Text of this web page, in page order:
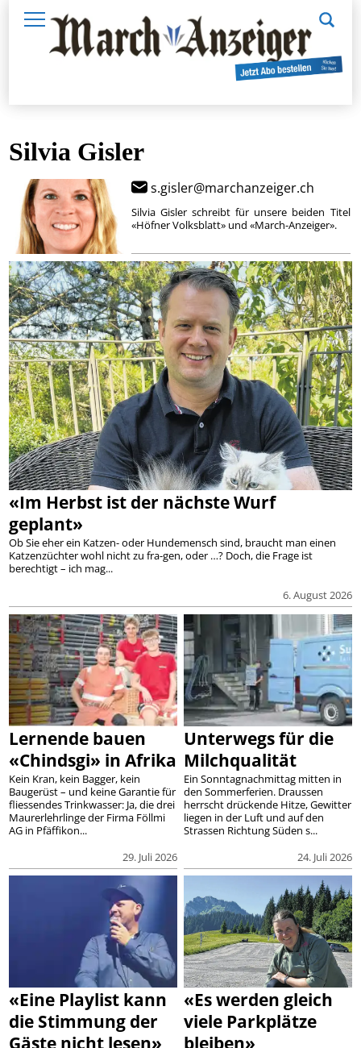
Silvia Gisler
Silvia Gisler schreibt für unsere beiden Titel
«Höfner Volksblatt» und «March-Anzeiger».
s.gisler@marchanzeiger.ch
«Im Herbst ist der nächste Wurf
geplant»
6. August 2026
Ob Sie eher ein Katzen- oder Hundemensch sind, braucht man einen
Katzenzüchter wohl nicht zu fra-gen, oder …? Doch, die Frage ist
berechtigt – ich mag...
Lernende bauen
«Chindsgi» in Afrika
29. Juli 2026
Kein Kran, kein Bagger, kein
Baugerüst – und keine Garantie für
fliessendes Trinkwasser: Ja, die drei
Maurerlehrlinge der Firma Föllmi
AG in Pfäffikon...
Unterwegs für die
Milchqualität
24. Juli 2026
Ein Sonntagnachmittag mitten in
den Sommerferien. Draussen
herrscht drückende Hitze, Gewitter
liegen in der Luft und auf den
Strassen Richtung Süden s...
«Eine Playlist kann
die Stimmung der
Gäste nicht lesen»
«Es werden gleich
viele Parkplätze
bleiben»